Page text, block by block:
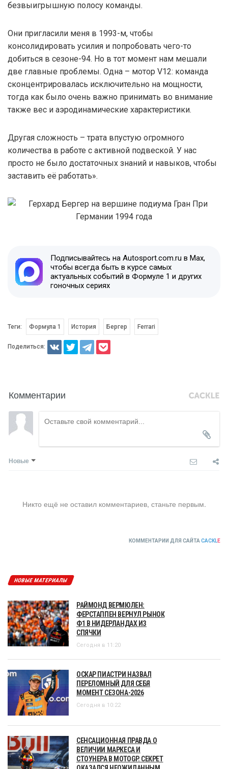
безвыигрышную полосу команды.
Они пригласили меня в 1993-м, чтобы
консолидировать усилия и попробовать чего-то
добиться в сезоне-94. Но в тот момент нам мешали
две главные проблемы. Одна – мотор V12: команда
сконцентрировалась исключительно на мощности,
тогда как было очень важно принимать во внимание
также вес и аэродинамические характеристики.
Другая сложность – трата впустую огромного
количества в работе с активной подвеской. У нас
просто не было достаточных знаний и навыков, чтобы
заставить её работать».
Подписывайтесь на Autosport.com.ru в Max,
чтобы всегда быть в курсе самых
актуальных событий в Формуле 1 и других
гоночных сериях
Теги: Формула 1 История Бергер Ferrari
Поделиться:
Комментарии
Новые
Никто ещё не оставил комментариев, станьте первым.
КОММЕНТАРИИ ДЛЯ САЙТА CACKLE
НОВЫЕ МАТЕРИАЛЫ
РАЙМОНД ВЕРМЮЛЕН:
ФЕРСТАППЕН ВЕРНУЛ РЫНОК
Ф1 В НИДЕРЛАНДАХ ИЗ
СПЯЧКИ
Сегодня в 11:20
ОСКАР ПИАСТРИ НАЗВАЛ
ПЕРЕЛОМНЫЙ ДЛЯ СЕБЯ
МОМЕНТ СЕЗОНА-2026
Сегодня в 10:22
СЕНСАЦИОННАЯ ПРАВДА О
ВЕЛИЧИИ МАРКЕСА И
СТОУНЕРА В MOTOGP. СЕКРЕТ